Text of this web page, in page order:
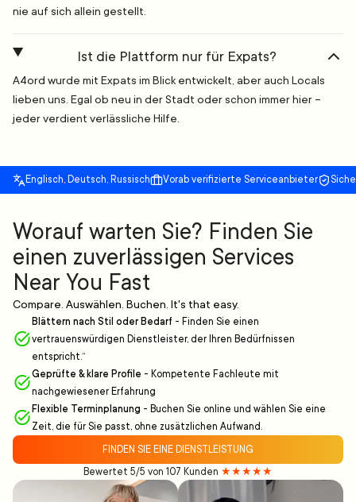
nie auf sich allein gestellt.
Ist die Plattform nur für Expats?
A4ord wurde mit Expats im Blick entwickelt, aber auch Locals
lieben uns. Egal ob neu in der Stadt oder schon immer hier –
jeder verdient verlässliche Hilfe.
Englisch, Deutsch, Russisch Vorab verifizierte Serviceanbieter
Worauf warten Sie? Finden Sie
einen zuverlässigen Services
Near You Fast
Compare. Auswählen. Buchen. It's that easy.
Blättern nach Stil oder Bedarf - Finden Sie einen
vertrauenswürdigen Dienstleister, der Ihren Bedürfnissen
entspricht.“
Geprüfte & klare Profile - Kompetente Fachleute mit
nachgewiesener Erfahrung
Flexible Terminplanung - Buchen Sie online und wählen Sie eine
Zeit, die für Sie passt, ohne zusätzlichen Aufwand.
FINDEN SIE EINE DIENSTLEISTUNG
Bewertet 5/5 von 107 Kunden ★★★★★